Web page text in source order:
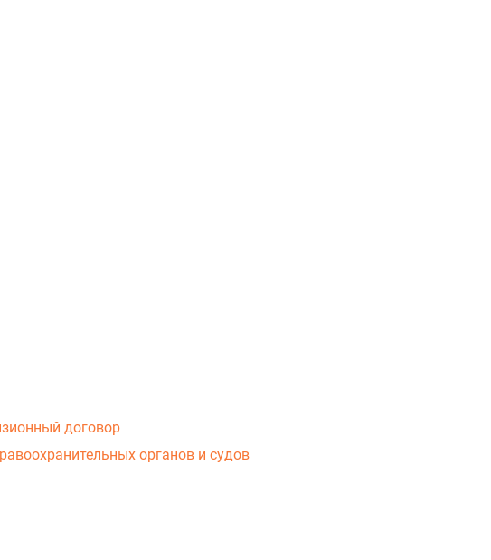
договор
органов и судов